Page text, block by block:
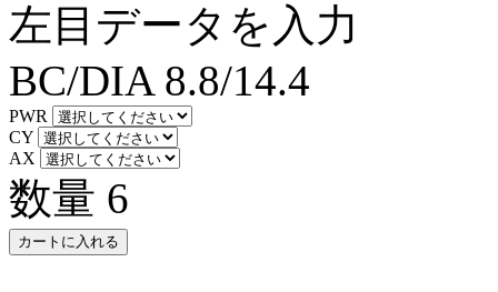
左目データを入力
BC/DIA 8.8/14.4
PWR
CY
AX
数量 6
カートに入れる